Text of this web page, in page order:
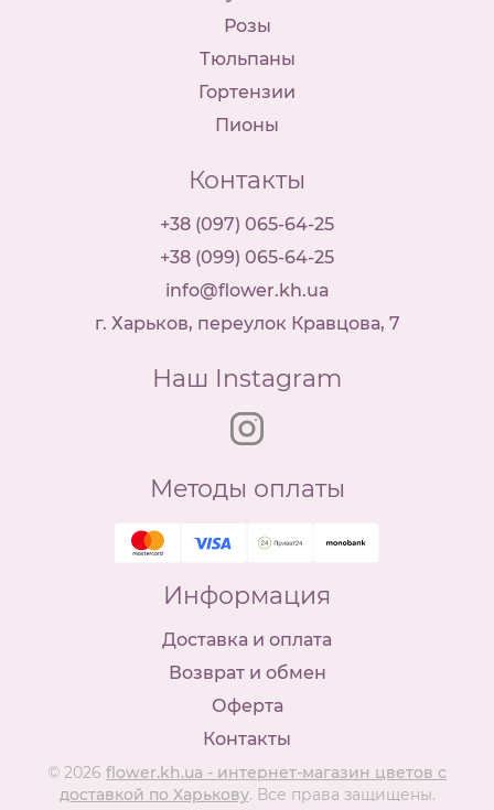
Розы
Тюльпаны
Гортензии
Пионы
Контакты
+38 (097) 065-64-25
+38 (099) 065-64-25
info@flower.kh.ua
г. Харьков, переулок Кравцова, 7
Наш Instagram
Методы оплаты
Информация
Доставка и оплата
Возврат и обмен
Оферта
Контакты
© 2026 flower.kh.ua - интернет-магазин цветов с
доставкой по Харькову. Все права защищены.